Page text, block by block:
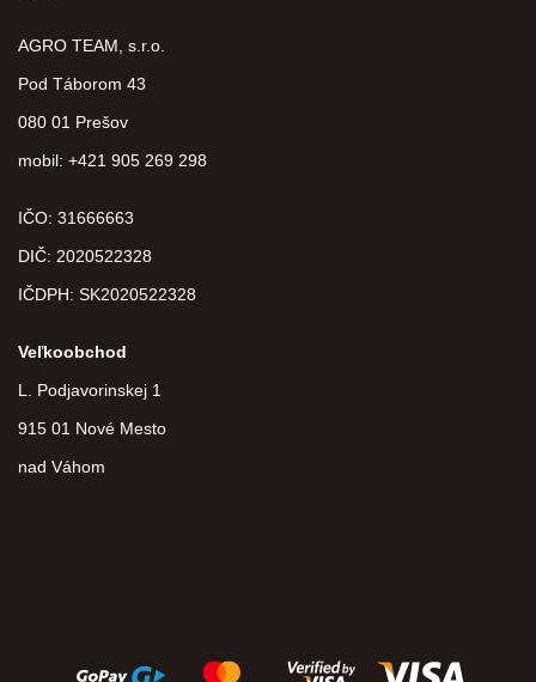
AGRO TEAM, s.r.o.
Pod Táborom 43
080 01 Prešov
mobil: +421 905 269 298
IČO: 31666663
DIČ: 2020522328
IČDPH: SK2020522328
Veľkoobchod
L. Podjavorinskej 1
915 01 Nové Mesto
nad Váhom